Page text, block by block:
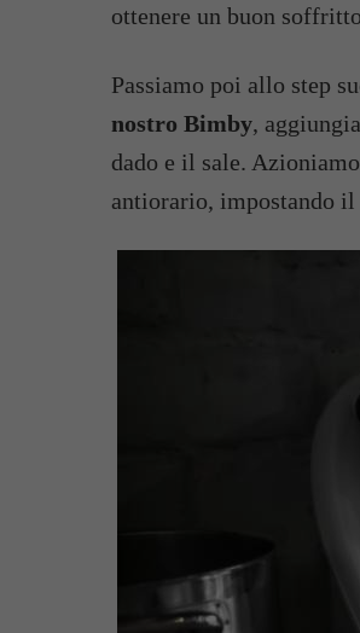
ottenere un buon
Passiamo poi allo step
nostro Bimby,
dado e il sale.
antiorario, impostando